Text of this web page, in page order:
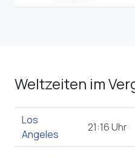
Weltzeiten im
Los
Angeles
21:16 Uhr